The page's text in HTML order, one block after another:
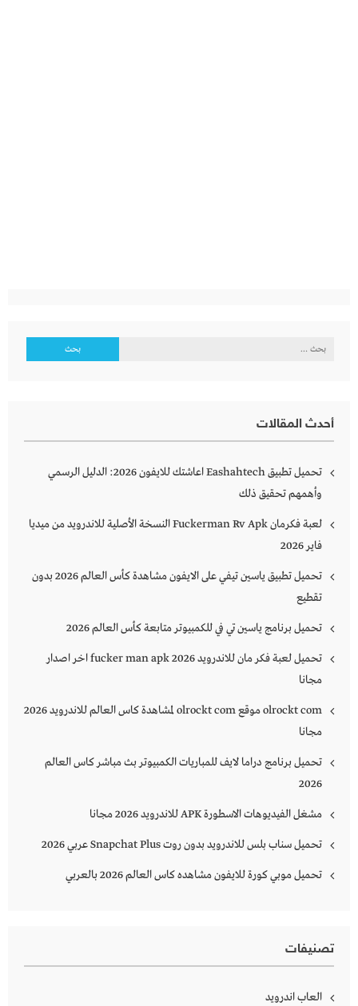
البحث
أحدث المقالات
تحميل تطبيق Eashahtech اعاشتك للايفون 2026: الدليل الرسمي
وأهمهم تحقيق ذلك
لعبة فكرمان Fuckerman Rv Apk النسخة الأصلية للاندرويد من ميديا
فاير 2026
تحميل تطبيق ياسين تيفي على الايفون مشاهدة كأس العالم 2026 بدون
تقطيع
تحميل برنامج ياسين تي في للكمبيوتر متابعة كأس العالم 2026
تحميل لعبة فكر مان للاندرويد 2026 fucker man apk اخر اصدار
مجانا
olrockt com موقع olrockt com لمشاهدة كاس العالم للاندرويد 2026
مجانا
تحميل برنامج دراما لايف للمباريات الكمبيوتر بث مباشر كاس العالم
2026
مشغل الفيديوهات الاسطورة APK للاندرويد 2026 مجانا
تحميل سناب بلس للاندرويد بدون روت Snapchat Plus‏ عربي 2026
تحميل موبي كورة للايفون مشاهده كاس العالم 2026 بالعربي
تصنيفات
العاب اندرويد